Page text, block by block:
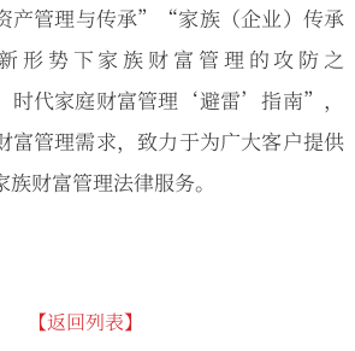
管理与传承”“家族（企业）传承
形势下家族财富管理的攻防之
代家庭财富管理‘避雷’指南”，
富管理需求，致力于为广大客户提供
财富管理法律服务。
【返回列表】